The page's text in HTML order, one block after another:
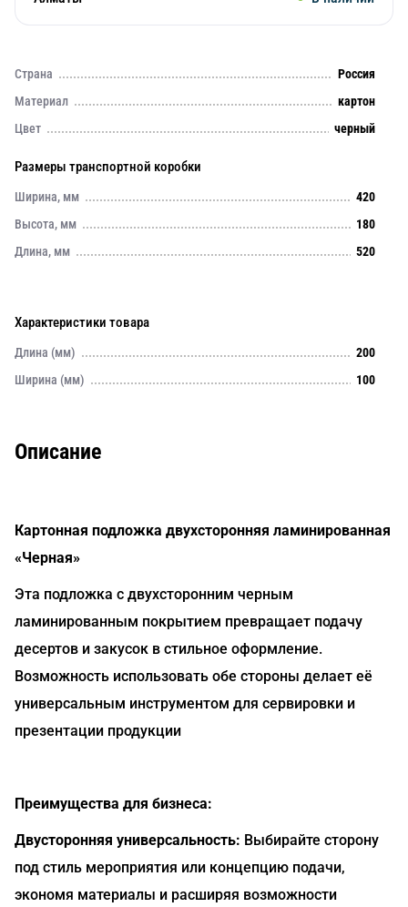
Страна
Россия
Материал
картон
Цвет
черный
Размеры транспортной коробки
Ширина, мм
420
Высота, мм
180
Длина, мм
520
Характеристики товара
Длина (мм)
200
Ширина (мм)
100
Описание
Картонная подложка двухсторонняя ламинированная
«Черная»
Эта подложка с двухсторонним черным
ламинированным покрытием превращает подачу
десертов и закусок в стильное оформление.
Возможность использовать обе стороны делает её
универсальным инструментом для сервировки и
презентации продукции
Преимущества для бизнеса:
Двусторонняя универсальность: Выбирайте сторону
под стиль мероприятия или концепцию подачи,
экономя материалы и расширяя возможности